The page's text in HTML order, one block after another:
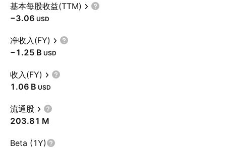
基本每股收益(TTM)
−3.06 USD
净收入(FY)
‪−1.25 B‬ USD
收入(FY)
‪1.06 B‬ USD
流通股
‪203.81 M‬
Beta (1Y)